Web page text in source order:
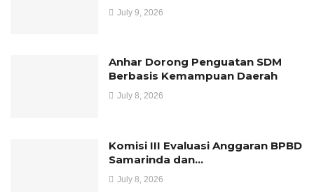
July 9, 2026
Anhar Dorong Penguatan SDM
Berbasis Kemampuan Daerah
July 8, 2026
Komisi III Evaluasi Anggaran BPBD
Samarinda dan…
July 8, 2026